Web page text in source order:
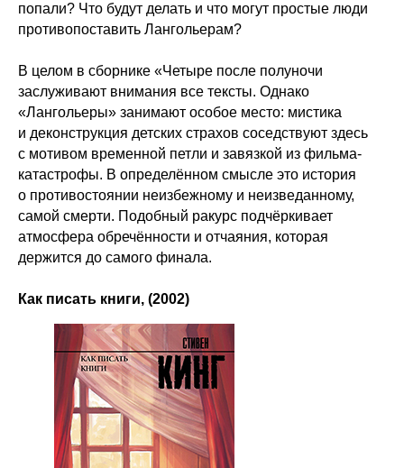
попали? Что будут делать и что могут простые люди
противопоставить Лангольерам?
В целом в сборнике «Четыре после полуночи
заслуживают внимания все тексты. Однако
«Лангольеры» занимают особое место: мистика
и деконструкция детских страхов соседствуют здесь
с мотивом временной петли и завязкой из фильма-
катастрофы. В определённом смысле это история
о противостоянии неизбежному и неизведанному,
самой смерти. Подобный ракурс подчёркивает
атмосфера обречённости и отчаяния, которая
держится до самого финала.
Как писать книги, (2002)